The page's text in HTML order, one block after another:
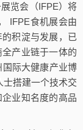
览会（IFPE）将
IFPE食机展会由
积淀与发展，已
产业链于一体的
际大健康产业博
士搭建一个技术交
业知名度的高品